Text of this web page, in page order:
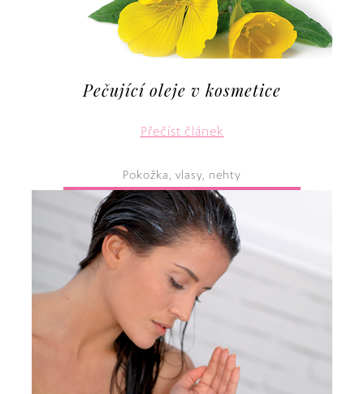
Pečující oleje v kosmetice
Přečíst článek
Pokožka, vlasy, nehty